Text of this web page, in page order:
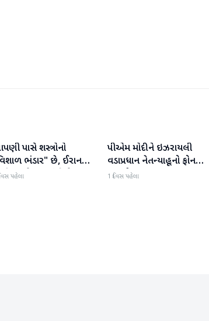
આંતરરાષ્ટ્રીયપાસે શસ્ત્રોનો
ભંડાર" છે, ઈરાન
છે, ટ્રમ્પનું નિવેદન
પહેલા
આંતરરાષ્ટ્રીય
પીએમ મોદીને ઇઝરાયલી
વડાપ્રધાન નેતન્યાહૂનો ફોન
આવ્યો
1 દિવસ પહેલા